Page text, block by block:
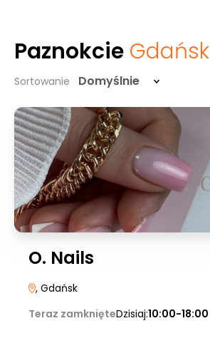
Paznokcie Gdańsk
Sortowanie Domyślnie
O. Nails
, Gdańsk
Teraz zamknięteDzisiaj:10:00-18:00